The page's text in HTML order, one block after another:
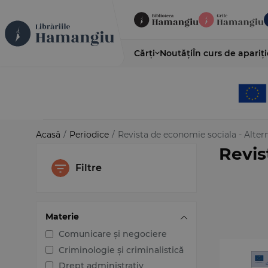
Cărți NoutățiÎn curs de
Acasă / Periodice / Revista de economie sociala -
Filtre
Materie
Comunicare și negociere
Criminologie și criminalistică
Drept administrativ